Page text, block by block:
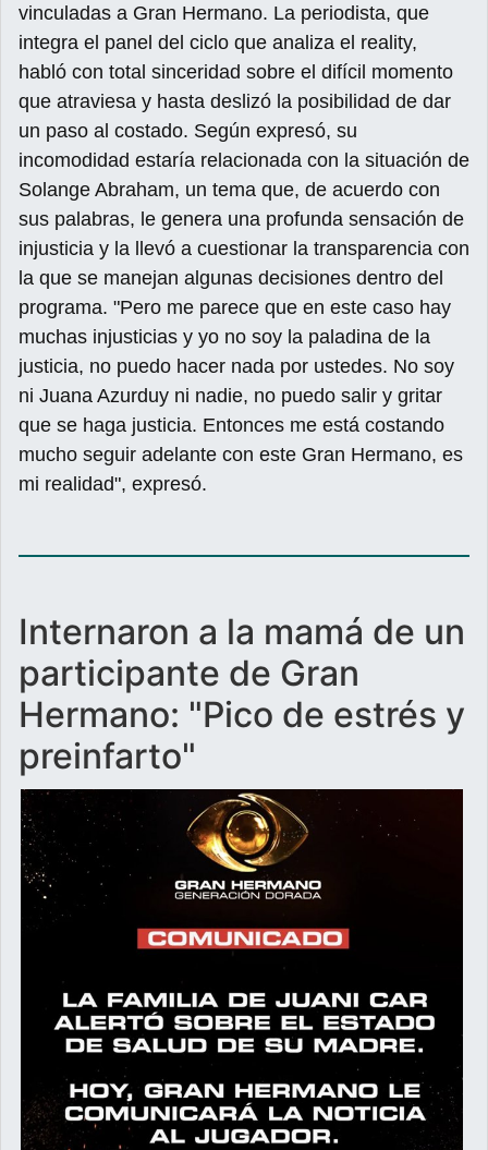
vinculadas a Gran Hermano. La periodista, que
integra el panel del ciclo que analiza el reality,
habló con total sinceridad sobre el difícil momento
que atraviesa y hasta deslizó la posibilidad de dar
un paso al costado. Según expresó, su
incomodidad estaría relacionada con la situación de
Solange Abraham, un tema que, de acuerdo con
sus palabras, le genera una profunda sensación de
injusticia y la llevó a cuestionar la transparencia con
la que se manejan algunas decisiones dentro del
programa. "Pero me parece que en este caso hay
muchas injusticias y yo no soy la paladina de la
justicia, no puedo hacer nada por ustedes. No soy
ni Juana Azurduy ni nadie, no puedo salir y gritar
que se haga justicia. Entonces me está costando
mucho seguir adelante con este Gran Hermano, es
mi realidad", expresó.
Internaron a la mamá de un
participante de Gran
Hermano: "Pico de estrés y
preinfarto"